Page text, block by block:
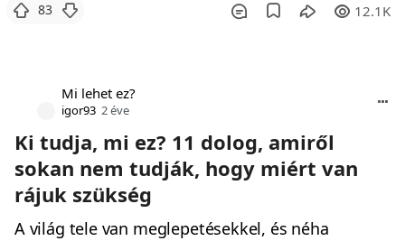
83 12.1K
Mi lehet ez?
igor93 2 éve
Ki tudja, mi ez? 11 dolog, amiről
sokan nem tudják, hogy miért van
rájuk szükség
A világ tele van meglepetésekkel, és néha